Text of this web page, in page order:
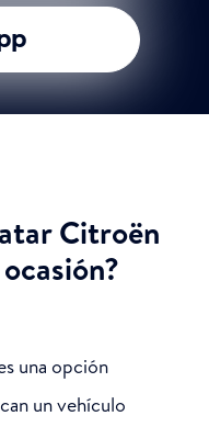
Citroën
una opción
un vehículo